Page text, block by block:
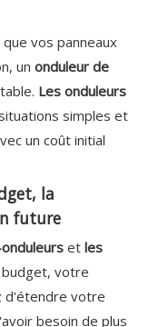
vos panneaux
un onduleur de
Les onduleurs
simples et
un coût initial
la
future
et les
votre
d'étendre votre
besoin de plus